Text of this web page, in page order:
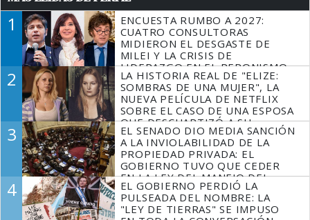
1
ENCUESTA RUMBO A 2027:
CUATRO CONSULTORAS
MIDIERON EL DESGASTE DE
MILEI Y LA CRISIS DE
LIDERAZGO EN EL PERONISMO
2
LA HISTORIA REAL DE "ELIZE:
SOMBRAS DE UNA MUJER", LA
NUEVA PELÍCULA DE NETFLIX
SOBRE EL CASO DE UNA ESPOSA
QUE DESCUARTIZÓ A SU
MARIDO
3
EL SENADO DIO MEDIA SANCIÓN
A LA INVIOLABILIDAD DE LA
PROPIEDAD PRIVADA: EL
GOBIERNO TUVO QUE CEDER
EN LA LEY DEL MANEJO DEL
FUEGO
4
EL GOBIERNO PERDIÓ LA
PULSEADA DEL NOMBRE: LA
"LEY DE TIERRAS" SE IMPUSO